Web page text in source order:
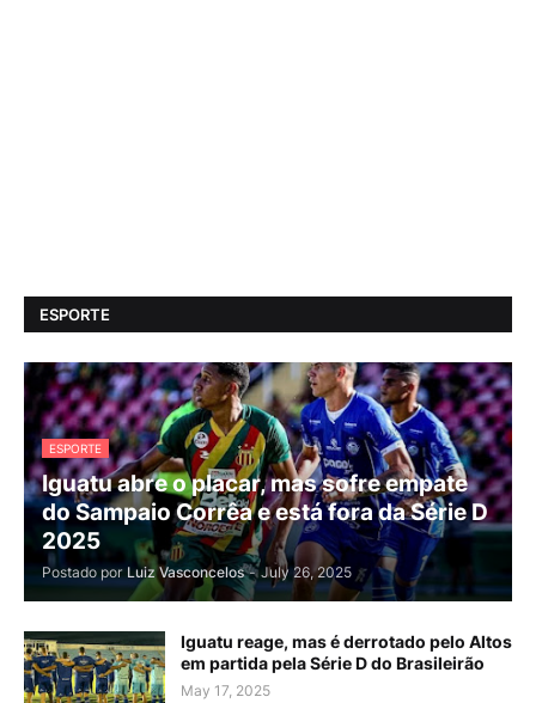
ESPORTE
ESPORTE
Iguatu abre o placar, mas sofre empate
do Sampaio Corrêa e está fora da Série D
2025
Postado por Luiz Vasconcelos - July 26, 2025
Iguatu reage, mas é derrotado pelo Altos
em partida pela Série D do Brasileirão
May 17, 2025